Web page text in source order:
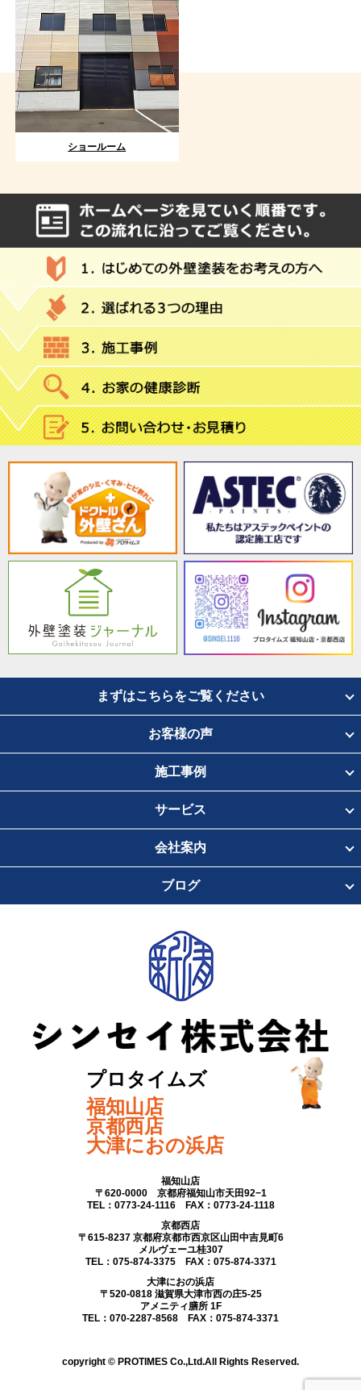
ショールーム
まずはこちらをご覧ください
お客様の声
施工事例
サービス
会社案内
ブログ
プロタイムズ
福知山店
京都西店
大津におの浜店
福知山店
〒620-0000 京都府福知山市天田92−1
TEL：0773-24-1116 FAX：0773-24-1118
京都西店
〒615-8237 京都府京都市西京区山田中吉見町6
メルヴェーユ桂307
TEL：075-874-3375 FAX：075-874-3371
大津におの浜店
〒520-0818 滋賀県大津市西の庄5-25
アメニティ膳所 1F
TEL：070-2287-8568 FAX：075-874-3371
copyright © PROTIMES Co.,Ltd.All Rights Reserved.